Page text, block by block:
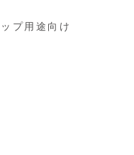
プ用途向け